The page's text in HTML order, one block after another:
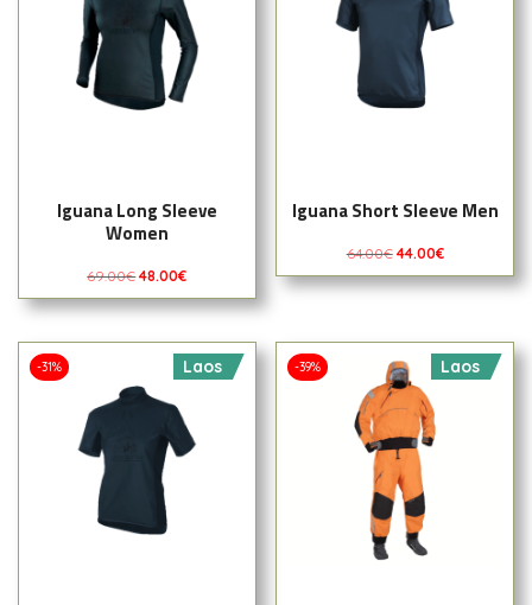
Iguana Long Sleeve
Women
69.00€ 48.00€
Iguana Short Sleeve Men
64.00€ 44.00€
-31% Laos -39% Laos